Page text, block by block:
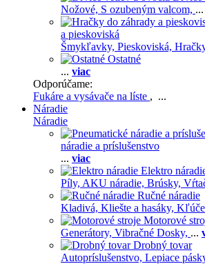
Nožové, S ozubeným valcom, ...
a pieskoviská
Šmykľavky, Pieskoviská,
Ostatné
... viac
Odporúčame:
Fukáre a vysávače na líste , ...
Náradie
Náradie
náradie a príslušenstvo
... viac
Elektro
Píly, AKU náradie, Brúsky,
Ručné náradie
Kladivá, Kliešte a hasáky, Kľúče
Motorové
Generátory, Vibračné Dosky, ...
Drobný tovar
Autopríslušenstvo, Lepiace